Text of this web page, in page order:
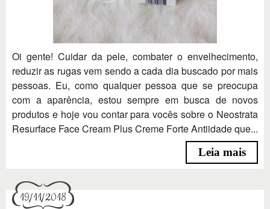
Oi gente! Cuidar da pele, combater o envelhecimento,
reduzir as rugas vem sendo a cada dia buscado por mais
pessoas. Eu, como qualquer pessoa que se preocupa
com a aparência, estou sempre em busca de novos
produtos e hoje vou contar para vocês sobre o Neostrata
Resurface Face Cream Plus Creme Forte Antiidade que...
Leia mais
19/11/2018